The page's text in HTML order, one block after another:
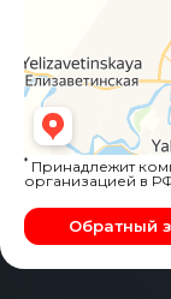
* Принадлежит
организацией в
Обратный